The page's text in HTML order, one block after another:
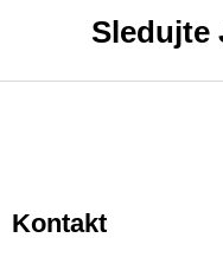
Sledujte
Kontakt